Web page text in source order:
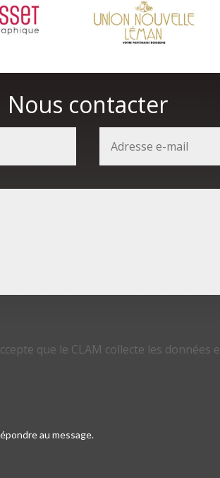
Nous contacter
que le CLAM collecte les données
au message.